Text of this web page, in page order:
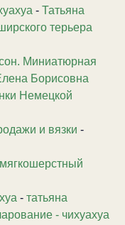
- Татьяна
терьера
Миниатюрная
Борисовна
Немецкой
и вязки -
- татьяна
- чихуахуа